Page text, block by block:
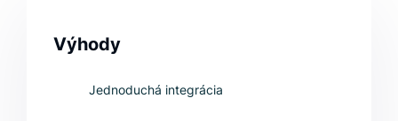
Výhody
Jednoduchá integrácia